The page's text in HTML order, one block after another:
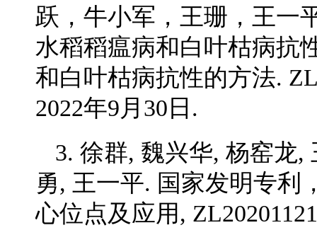
跃，牛小军，王珊，王一
水稻稻瘟病和白叶枯病抗
和白叶枯病抗性的方法.
2022年9月30日.
3. 徐群, 魏兴华, 杨窑龙,
勇, 王一平. 国家发明专利
心位点及应用,